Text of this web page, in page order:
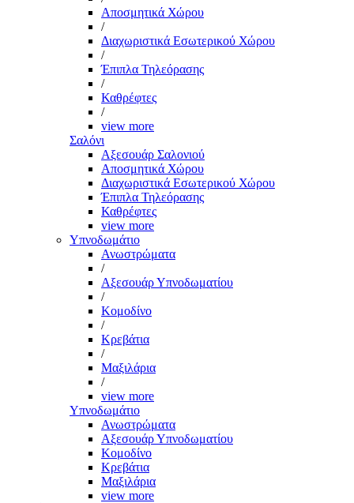
Αποσμητικά Χώρου
/
Διαχωριστικά Εσωτερικού Χώρου
/
Έπιπλα Τηλεόρασης
/
Καθρέφτες
/
view more
Σαλόνι
Αξεσουάρ Σαλονιού
Αποσμητικά Χώρου
Διαχωριστικά Εσωτερικού Χώρου
Έπιπλα Τηλεόρασης
Καθρέφτες
view more
Υπνοδωμάτιο
Ανωστρώματα
/
Αξεσουάρ Υπνοδωματίου
/
Κομοδίνο
/
Κρεβάτια
/
Μαξιλάρια
/
view more
Υπνοδωμάτιο
Ανωστρώματα
Αξεσουάρ Υπνοδωματίου
Κομοδίνο
Κρεβάτια
Μαξιλάρια
view more